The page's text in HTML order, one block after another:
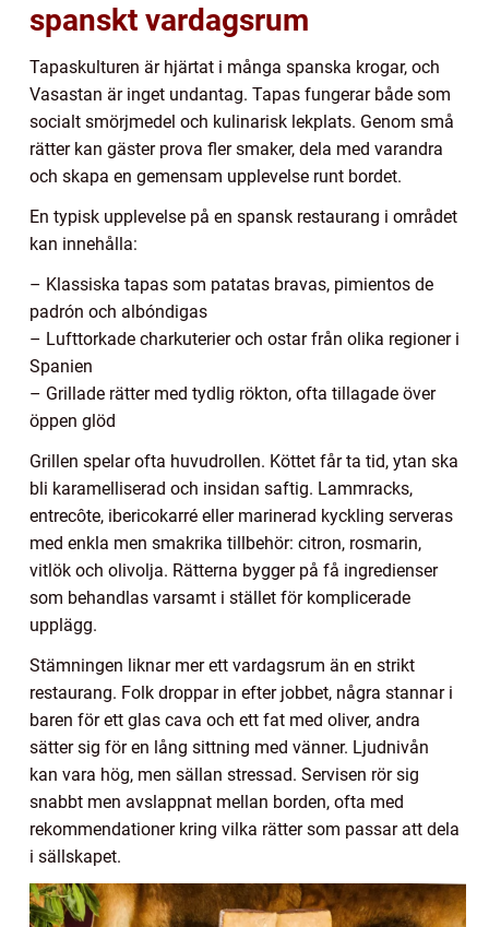
spanskt vardagsrum
Tapaskulturen är hjärtat i många spanska krogar, och
Vasastan är inget undantag. Tapas fungerar både som
socialt smörjmedel och kulinarisk lekplats. Genom små
rätter kan gäster prova fler smaker, dela med varandra
och skapa en gemensam upplevelse runt bordet.
En typisk upplevelse på en spansk restaurang i området
kan innehålla:
– Klassiska tapas som patatas bravas, pimientos de
padrón och albóndigas
– Lufttorkade charkuterier och ostar från olika regioner i
Spanien
– Grillade rätter med tydlig rökton, ofta tillagade över
öppen glöd
Grillen spelar ofta huvudrollen. Köttet får ta tid, ytan ska
bli karamelliserad och insidan saftig. Lammracks,
entrecôte, ibericokarré eller marinerad kyckling serveras
med enkla men smakrika tillbehör: citron, rosmarin,
vitlök och olivolja. Rätterna bygger på få ingredienser
som behandlas varsamt i stället för komplicerade
upplägg.
Stämningen liknar mer ett vardagsrum än en strikt
restaurang. Folk droppar in efter jobbet, några stannar i
baren för ett glas cava och ett fat med oliver, andra
sätter sig för en lång sittning med vänner. Ljudnivån
kan vara hög, men sällan stressad. Servisen rör sig
snabbt men avslappnat mellan borden, ofta med
rekommendationer kring vilka rätter som passar att dela
i sällskapet.